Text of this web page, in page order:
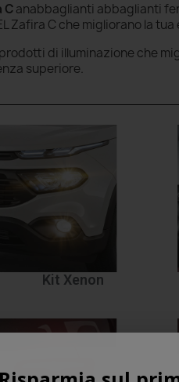
Canabbaglianti abbaglianti
Zafira C che migliorano la
di illuminazione che
superiore.
Kit Xenon